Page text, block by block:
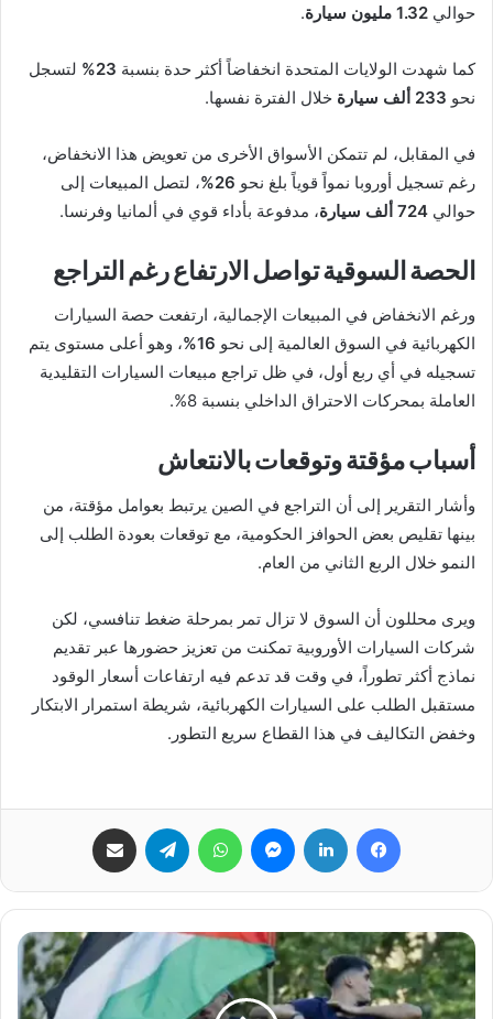
حوالي 1.32 مليون سيارة .
كما شهدت الولايات المتحدة انخفاضاً أكثر حدة بنسبة 23%
لتسجل
نحو 233 ألف سيارة خلال الفترة نفسها.
في المقابل، لم تتمكن الأسواق الأخرى من تعويض هذا الانخفاض،
رغم تسجيل أوروبا نمواً قوياً بلغ نحو 26%
، لتصل المبيعات إلى
حوالي 724 ألف سيارة ، مدفوعة بأداء قوي في ألمانيا وفرنسا.
الحصة السوقية تواصل الارتفاع رغم التراجع
ورغم الانخفاض في المبيعات الإجمالية، ارتفعت حصة السيارات
الكهربائية في السوق العالمية إلى نحو 16%
، وهو أعلى مستوى يتم
تسجيله في أي ربع أول، في ظل تراجع مبيعات السيارات التقليدية
العاملة بمحركات الاحتراق الداخلي بنسبة 8%.
أسباب مؤقتة وتوقعات بالانتعاش
وأشار التقرير إلى أن التراجع في الصين يرتبط بعوامل مؤقتة، من
بينها تقليص بعض الحوافز الحكومية، مع توقعات بعودة الطلب إلى
النمو خلال الربع الثاني من العام.
ويرى محللون أن السوق لا تزال تمر بمرحلة ضغط تنافسي، لكن
شركات السيارات الأوروبية تمكنت من تعزيز حضورها عبر تقديم
نماذج أكثر تطوراً، في وقت قد تدعم فيه ارتفاعات أسعار الوقود
مستقبل الطلب على السيارات الكهربائية، شريطة استمرار الابتكار
وخفض التكاليف في هذا القطاع سريع التطور.
فيسبوك لينكدإن ماسنجر واتساب تيلقرام